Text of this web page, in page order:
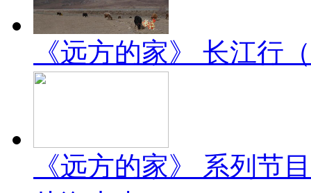
《远方的家》 长江行
《远方的家》 系列